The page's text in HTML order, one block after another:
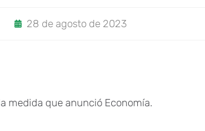
28 de agosto de 2023
medida que anunció Economía.